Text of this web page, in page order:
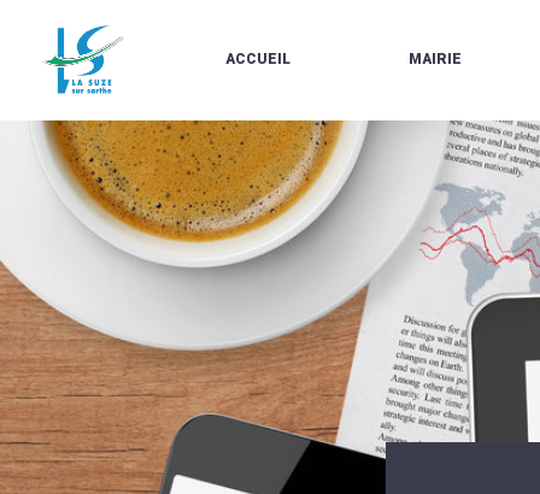
ACCUEIL
LE
MARCHÉ
À
PROPOS
DE
LA
SUZE
BULLETINS
LA
SUZE
AU
DÉBUT
SIÈCLE
MAIRIE
LES
ÉLUS
HORAIRES
URBANISME/PLU
LIGNE
CARTES
D'IDENTITÉ-
PASSEPORTS
RÉUNIONS
CONSEIL
MUNICIPAL
/